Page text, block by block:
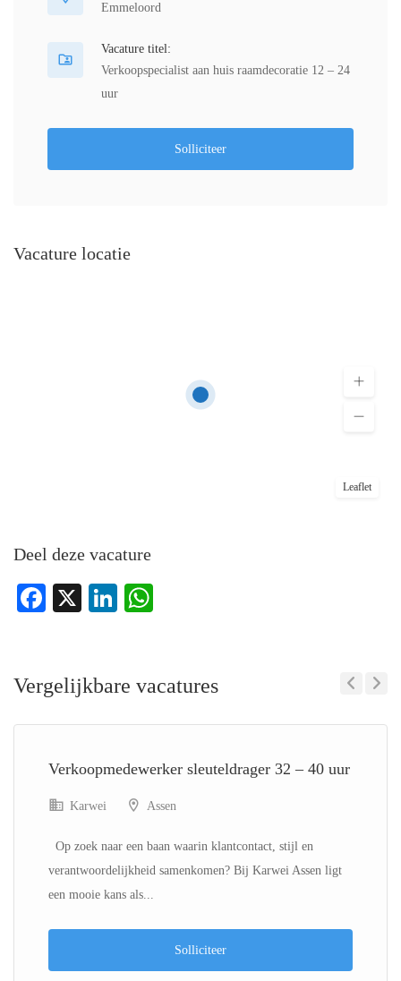
Emmeloord
Vacature titel:
Verkoopspecialist aan huis raamdecoratie 12 – 24
uur
Solliciteer
Vacature locatie
Leaflet
Deel deze vacature
Facebook
X LinkedIn
Vergelijkbare vacatures
Verkoopmedewerker sleuteldrager 32 – 40 uur
Karwei Assen
Op zoek naar een baan waarin klantcontact, stijl en
verantwoordelijkheid samenkomen? Bij Karwei Assen ligt
een mooie kans als...
Solliciteer